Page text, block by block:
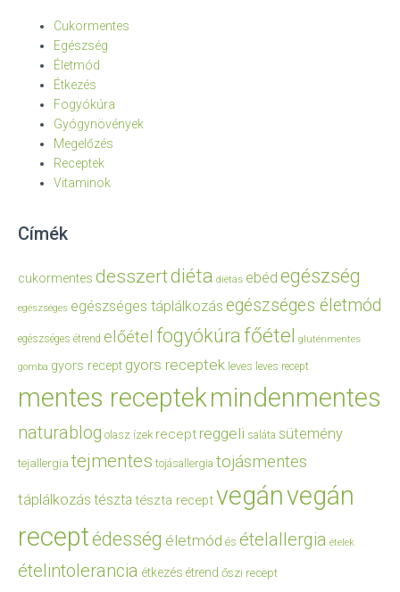
Cukormentes
Egészség
Életmód
Étkezés
Fogyókúra
Gyógynövények
Megelőzés
Receptek
Vitaminok
Címék
cukormentes desszertdiéta diétás ebéd egészség
egészséges egészséges táplálkozás egészséges életmód
egészséges étrend előétel fogyókúrafőétel gluténmentes
gomba gyors recept gyors receptek leves leves recept
mentes receptekmindenmentes
naturablog olasz ízek recept reggeli saláta sütemény
tejallergia tejmentes tojásallergia tojásmentes
táplálkozás tészta tészta receptvegánvegán
receptédesség életmód és ételallergia ételek
ételintolerancia étkezés étrend őszi recept